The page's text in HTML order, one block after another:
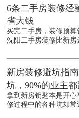
6条二手房装修经
省大钱
买完二手房，装修预
沈阳二手房装修比新房
新房装修避坑指
坑，90%的业主
拿到新房钥匙本是开
修过程中的各种坑却常